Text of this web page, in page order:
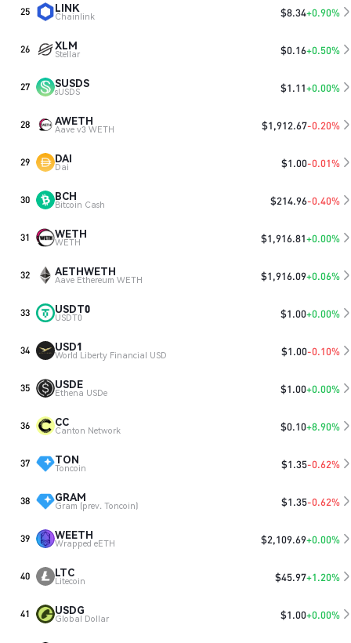
25 LINK
Chainlink $8.34+0.90%
26 XLM
Stellar $0.16+0.50%
27 SUSDS
sUSDS $1.11+0.00%
28 AWETH
Aave v3 WETH $1,912.67-0.20%
29 DAI
Dai $1.00-0.01%
30 BCH
Bitcoin Cash $214.96-0.40%
31 WETH
WETH $1,916.81+0.00%
32 AETHWETH
Aave Ethereum WETH $1,916.09+0.06%
33 USDT0
USDT0 $1.00+0.00%
34 USD1
World Liberty Financial USD $1.00-0.10%
35 USDE
Ethena USDe $1.00+0.00%
36 CC
Canton Network $0.10+8.90%
37 TON
Toncoin $1.35-0.62%
38 GRAM
Gram (prev. Toncoin) $1.35-0.62%
39 WEETH
Wrapped eETH $2,109.69+0.00%
40 LTC
Litecoin $45.97+1.20%
41 USDG
Global Dollar $1.00+0.00%